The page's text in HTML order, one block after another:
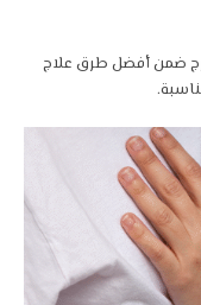
ضمن أفضل طرق علاج